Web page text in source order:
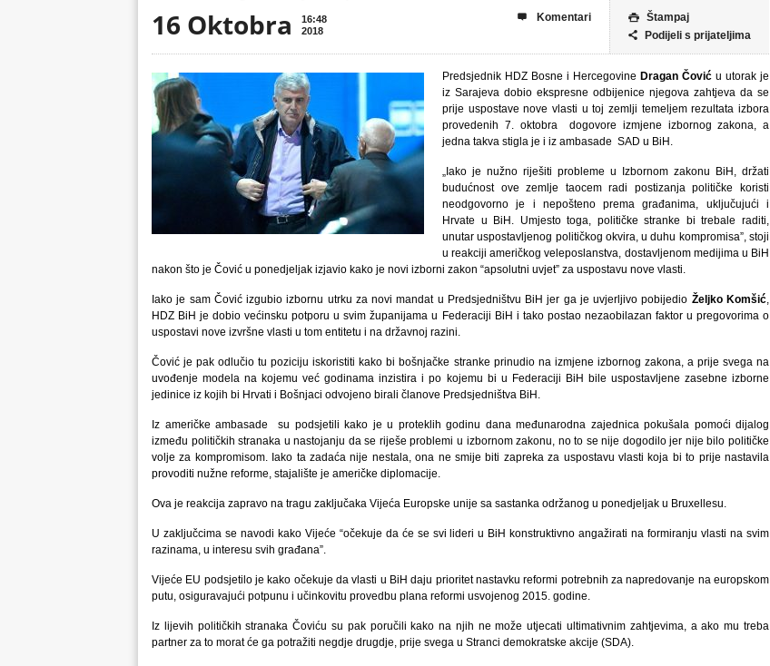
16 Oktobra
16:48
2018
 Štampaj
 Podijeli s prijateljima
 Komentari
Predsjednik HDZ Bosne i Hercegovine Dragan Čović u utorak je
iz Sarajeva dobio ekspresne odbijenice njegova zahtjeva da se
prije uspostave nove vlasti u toj zemlji temeljem rezultata izbora
provedenih 7. oktobra dogovore izmjene izbornog zakona, a
jedna takva stigla je i iz ambasade SAD u BiH.
„Iako je nužno riješiti probleme u Izbornom zakonu BiH, držati
budućnost ove zemlje taocem radi postizanja političke koristi
neodgovorno je i nepošteno prema građanima, uključujući i
Hrvate u BiH. Umjesto toga, političke stranke bi trebale raditi,
unutar uspostavljenog političkog okvira, u duhu kompromisa”, stoji
u reakciji američkog veleposlanstva, dostavljenom medijima u BiH
nakon što je Čović u ponedjeljak izjavio kako je novi izborni zakon “apsolutni uvjet” za uspostavu nove vlasti.
Iako je sam Čović izgubio izbornu utrku za novi mandat u Predsjedništvu BiH jer ga je uvjerljivo pobijedio Željko Komšić,
HDZ BiH je dobio većinsku potporu u svim županijama u Federaciji BiH i tako postao nezaobilazan faktor u pregovorima o
uspostavi nove izvršne vlasti u tom entitetu i na državnoj razini.
Čović je pak odlučio tu poziciju iskoristiti kako bi bošnjačke stranke prinudio na izmjene izbornog zakona, a prije svega na
uvođenje modela na kojemu već godinama inzistira i po kojemu bi u Federaciji BiH bile uspostavljene zasebne izborne
jedinice iz kojih bi Hrvati i Bošnjaci odvojeno birali članove Predsjedništva BiH.
Iz američke ambasade su podsjetili kako je u proteklih godinu dana međunarodna zajednica pokušala pomoći dijalog
između političkih stranaka u nastojanju da se riješe problemi u izbornom zakonu, no to se nije dogodilo jer nije bilo političke
volje za kompromisom. Iako ta zadaća nije nestala, ona ne smije biti zapreka za uspostavu vlasti koja bi to prije nastavila
provoditi nužne reforme, stajalište je američke diplomacije.
Ova je reakcija zapravo na tragu zaključaka Vijeća Europske unije sa sastanka održanog u ponedjeljak u Bruxellesu.
U zaključcima se navodi kako Vijeće “očekuje da će se svi lideri u BiH konstruktivno angažirati na formiranju vlasti na svim
razinama, u interesu svih građana”.
Vijeće EU podsjetilo je kako očekuje da vlasti u BiH daju prioritet nastavku reformi potrebnih za napredovanje na europskom
putu, osiguravajući potpunu i učinkovitu provedbu plana reformi usvojenog 2015. godine.
Iz lijevih političkih stranaka Čoviću su pak poručili kako na njih ne može utjecati ultimativnim zahtjevima, a ako mu treba
partner za to morat će ga potražiti negdje drugdje, prije svega u Stranci demokratske akcije (SDA).